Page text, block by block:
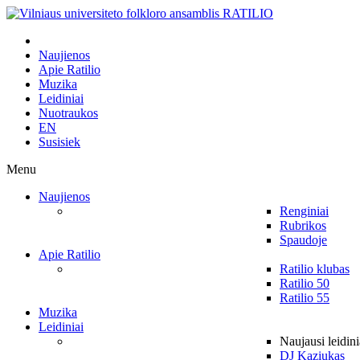
Naujienos
Apie Ratilio
Muzika
Leidiniai
Nuotraukos
EN
Susisiek
Menu
Naujienos
Renginiai
Rubrikos
Spaudoje
Apie Ratilio
Ratilio klubas
Ratilio 50
Ratilio 55
Muzika
Leidiniai
Naujausi
DJ Kaziukas